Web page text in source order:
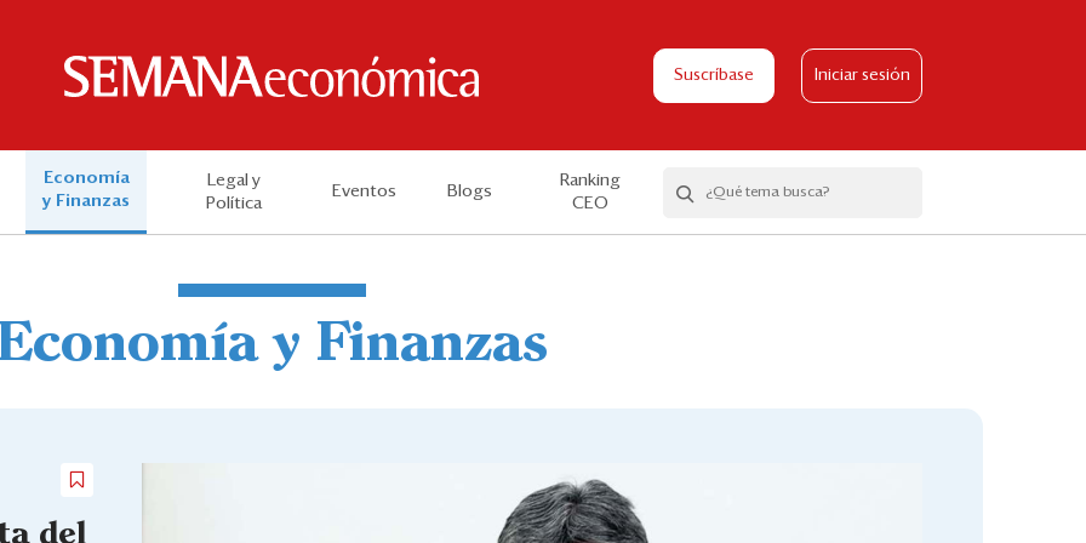
Suscríbase Iniciar sesión
Economía
y Finanzas
Legal y
Política
Eventos Blogs
Ranking
CEO
y Finanzas
del